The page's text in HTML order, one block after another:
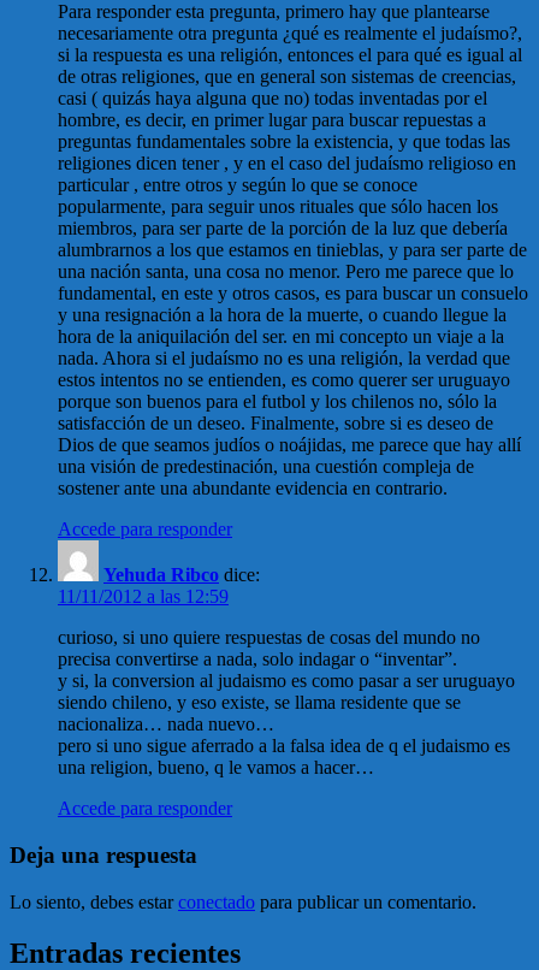
Para responder esta pregunta, primero hay que plantearse
necesariamente otra pregunta ¿qué es realmente el judaísmo?,
si la respuesta es una religión, entonces el para qué es igual al
de otras religiones, que en general son sistemas de creencias,
casi ( quizás haya alguna que no) todas inventadas por el
hombre, es decir, en primer lugar para buscar repuestas a
preguntas fundamentales sobre la existencia, y que todas las
religiones dicen tener , y en el caso del judaísmo religioso en
particular , entre otros y según lo que se conoce
popularmente, para seguir unos rituales que sólo hacen los
miembros, para ser parte de la porción de la luz que debería
alumbrarnos a los que estamos en tinieblas, y para ser parte de
una nación santa, una cosa no menor. Pero me parece que lo
fundamental, en este y otros casos, es para buscar un consuelo
y una resignación a la hora de la muerte, o cuando llegue la
hora de la aniquilación del ser. en mi concepto un viaje a la
nada. Ahora si el judaísmo no es una religión, la verdad que
estos intentos no se entienden, es como querer ser uruguayo
porque son buenos para el futbol y los chilenos no, sólo la
satisfacción de un deseo. Finalmente, sobre si es deseo de
Dios de que seamos judíos o noájidas, me parece que hay allí
una visión de predestinación, una cuestión compleja de
sostener ante una abundante evidencia en contrario.
Accede para responder
Yehuda Ribco dice:
11/11/2012 a las 12:59
curioso, si uno quiere respuestas de cosas del mundo no
precisa convertirse a nada, solo indagar o “inventar”.
y si, la conversion al judaismo es como pasar a ser uruguayo
siendo chileno, y eso existe, se llama residente que se
nacionaliza… nada nuevo…
pero si uno sigue aferrado a la falsa idea de q el judaismo es
una religion, bueno, q le vamos a hacer…
Accede para responder
Deja una respuesta
Lo siento, debes estarconectado para publicar un comentario.
Entradas recientes